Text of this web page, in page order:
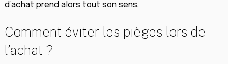
d’achat prend alors tout son sens.
Comment éviter les pièges lors de
l’achat ?